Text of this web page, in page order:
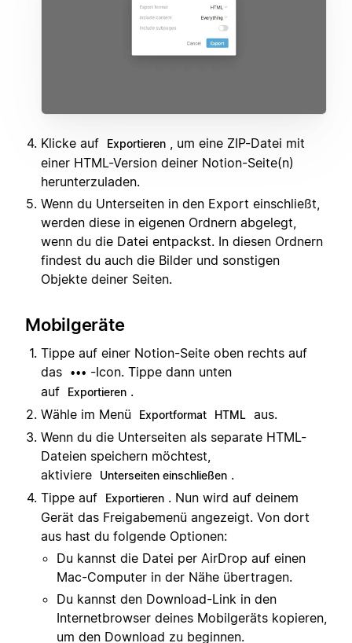
Klicke auf Exportieren
, um eine ZIP-Datei mit
einer HTML-Version deiner Notion-Seite(n)
herunterzuladen.
Wenn du Unterseiten in den Export einschließt,
werden diese in eigenen Ordnern abgelegt,
wenn du die Datei entpackst. In diesen Ordnern
findest du auch die Bilder und sonstigen
Objekte deiner Seiten.
Mobilgeräte
Tippe auf einer Notion-Seite oben rechts auf
das
••• -Icon. Tippe dann unten
auf
Exportieren .
Wähle im Menü
Exportformat HTML aus.
Wenn du die Unterseiten als separate HTML-
Dateien speichern möchtest,
aktiviere
Unterseiten einschließen .
Tippe auf
Exportieren . Nun wird auf deinem
Gerät das Freigabemenü angezeigt. Von dort
aus hast du folgende Optionen:
Du kannst die Datei per AirDrop auf einen
Mac-Computer in der Nähe übertragen.
Du kannst den Download-Link in den
Internetbrowser deines Mobilgeräts kopieren,
um den Download zu beginnen.